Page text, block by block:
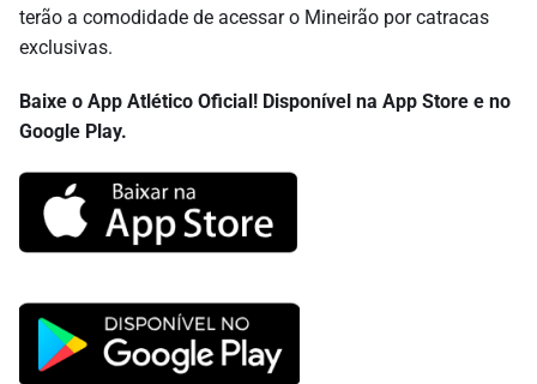
terão a comodidade de acessar o Mineirão por catracas
exclusivas.
Baixe o App Atlético Oficial! Disponível na App Store e no
Google Play.